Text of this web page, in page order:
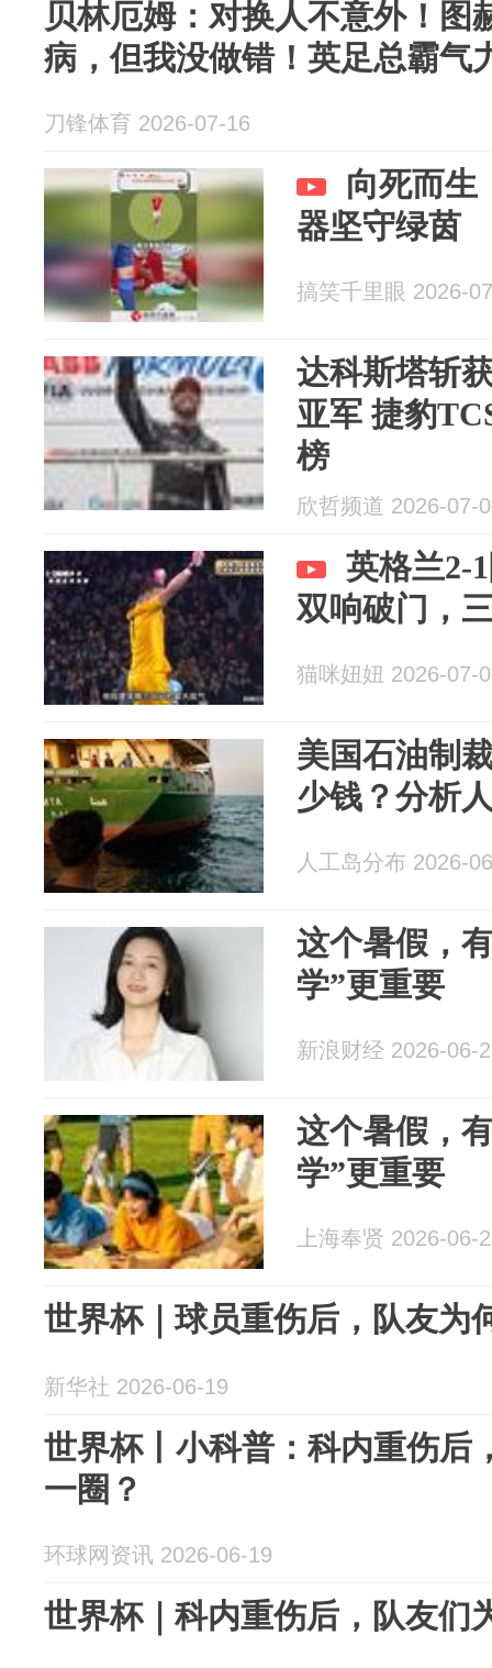
贝林厄姆：对换人不意外！图
病，但我没做错！英足总霸气
刀锋体育 2026-07-16
向死而生
器坚守绿茵
搞笑千里眼 2026-
达科斯塔斩
亚军 捷豹
榜
欣哲频道 2026-07-
英格兰2-
双响破门，
猫咪妞妞 2026-07-
美国石油制
少钱？分析
人工岛分布 2026-
这个暑假，
学”更重要
新浪财经 2026-06-
这个暑假，
学”更重要
上海奉贤 2026-06-
世界杯｜球员重伤后，队友为
新华社 2026-06-19
世界杯丨小科普：科内重伤后
一圈？
环球网资讯 2026-06-19
世界杯｜科内重伤后，队友们